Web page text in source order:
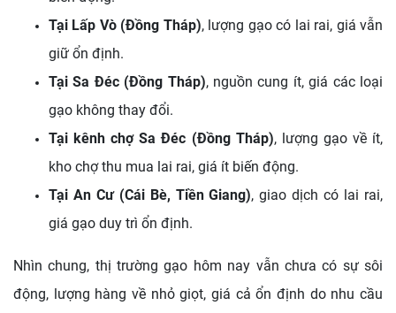
Tại Lấp Vò (Đồng Tháp), lượng gạo có lai rai, giá vẫn
giữ ổn định.
Tại Sa Đéc (Đồng Tháp), nguồn cung ít, giá các loại
gạo không thay đổi.
Tại kênh chợ Sa Đéc (Đồng Tháp), lượng gạo về ít,
kho chợ thu mua lai rai, giá ít biến động.
Tại An Cư (Cái Bè, Tiền Giang), giao dịch có lai rai,
giá gạo duy trì ổn định.
Nhìn chung, thị trường gạo hôm nay vẫn chưa có sự sôi
động, lượng hàng về nhỏ giọt, giá cả ổn định do nhu cầu